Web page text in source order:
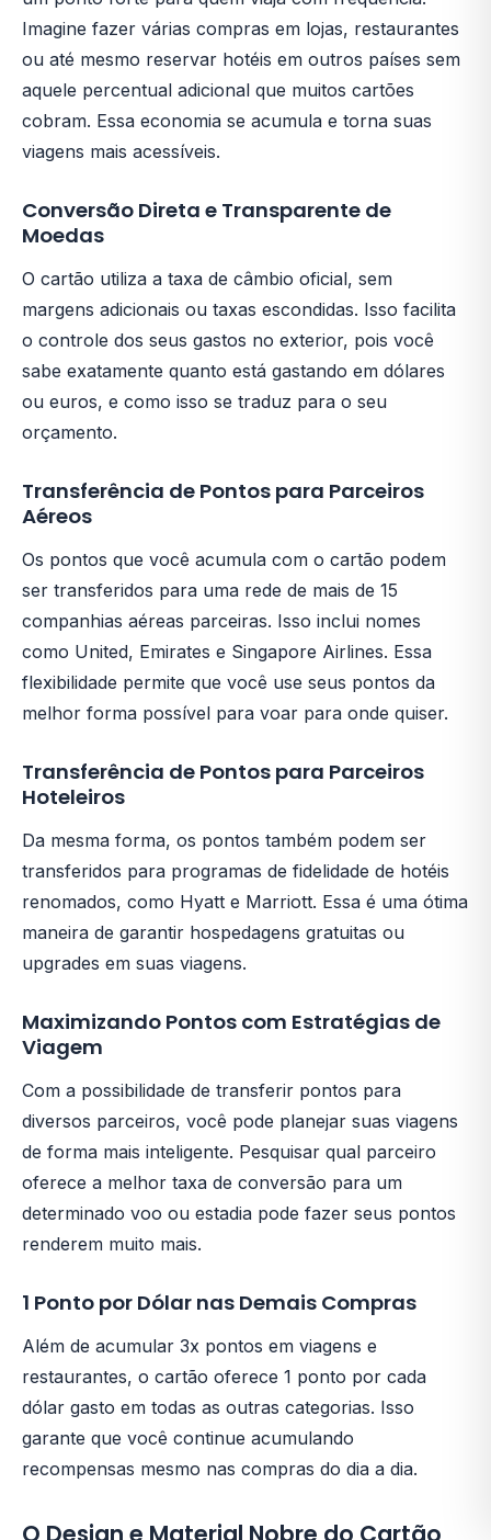
Imagine fazer várias compras em lojas, restaurantes
ou até mesmo reservar hotéis em outros países sem
aquele percentual adicional que muitos cartões
cobram. Essa economia se acumula e torna suas
viagens mais acessíveis.
Conversão Direta e Transparente de
Moedas
O cartão utiliza a taxa de câmbio oficial, sem
margens adicionais ou taxas escondidas. Isso facilita
o controle dos seus gastos no exterior, pois você
sabe exatamente quanto está gastando em dólares
ou euros, e como isso se traduz para o seu
orçamento.
Transferência de Pontos para Parceiros
Aéreos
Os pontos que você acumula com o cartão podem
ser transferidos para uma rede de mais de 15
companhias aéreas parceiras. Isso inclui nomes
como United, Emirates e Singapore Airlines. Essa
flexibilidade permite que você use seus pontos da
melhor forma possível para voar para onde quiser.
Transferência de Pontos para Parceiros
Hoteleiros
Da mesma forma, os pontos também podem ser
transferidos para programas de fidelidade de hotéis
renomados, como Hyatt e Marriott. Essa é uma ótima
maneira de garantir hospedagens gratuitas ou
upgrades em suas viagens.
Maximizando Pontos com Estratégias de
Viagem
Com a possibilidade de transferir pontos para
diversos parceiros, você pode planejar suas viagens
de forma mais inteligente. Pesquisar qual parceiro
oferece a melhor taxa de conversão para um
determinado voo ou estadia pode fazer seus pontos
renderem muito mais.
1 Ponto por Dólar nas Demais Compras
Além de acumular 3x pontos em viagens e
restaurantes, o cartão oferece 1 ponto por cada
dólar gasto em todas as outras categorias. Isso
garante que você continue acumulando
recompensas mesmo nas compras do dia a dia.